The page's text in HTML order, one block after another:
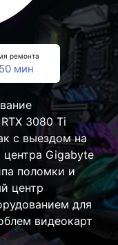
ремонта
мин
3080 Ti
с выездом на
центра Gigabyte
поломки и
центр
для
видеокарт